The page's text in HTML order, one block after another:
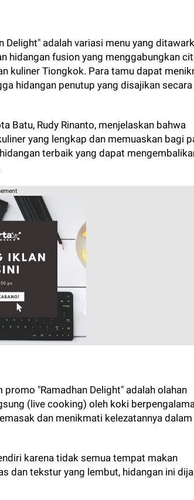
adalah variasi menu yang
hidangan fusion yang menggabungkan
kuliner Tiongkok. Para tamu dapat
hidangan penutup yang disajikan secara
Batu, Rudy Rinanto, menjelaskan bahwa
yang lengkap dan memuaskan bagi
terbaik yang dapat
"Ramadhan Delight" adalah olahan
(live cooking) oleh koki
dan menikmati kelezatannya dalam
karena tidak semua tempat makan
dan tekstur yang lembut, hidangan ini